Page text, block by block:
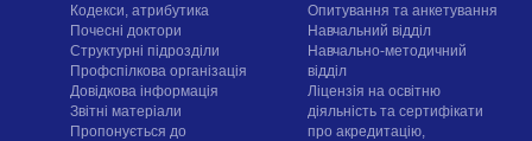
Кодекси, атрибутика
Почесні доктори
Структурні підрозділи
Профспілкова організація
Довідкова інформація
Звітні матеріали
Пропонується до
Опитування та анкетування
Навчальний відділ
Навчально-методичний
відділ
Ліцензія на освітню
діяльність та сертифікати
про акредитацію,